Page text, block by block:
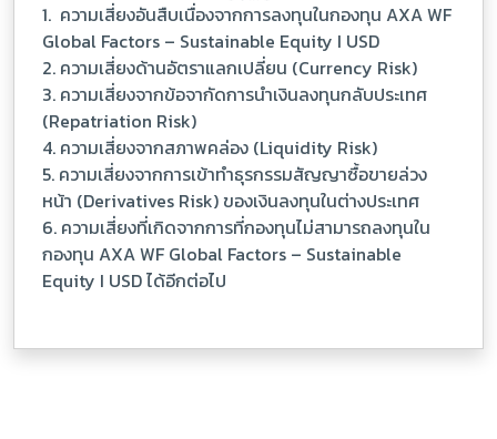
1. ความเสี่ยงอันสืบเนื่องจากการลงทุนในกองทุน AXA WF
Global Factors – Sustainable Equity I USD
2. ความเสี่ยงด้านอัตราแลกเปลี่ยน (Currency Risk)
3. ความเสี่ยงจากข้อจากัดการนำเงินลงทุนกลับประเทศ
(Repatriation Risk)
4. ความเสี่ยงจากสภาพคล่อง (Liquidity Risk)
5. ความเสี่ยงจากการเข้าทำธุรกรรมสัญญาซื้อขายล่วง
หน้า (Derivatives Risk) ของเงินลงทุนในต่างประเทศ
6. ความเสี่ยงที่เกิดจากการที่กองทุนไม่สามารถลงทุนใน
กองทุน AXA WF Global Factors – Sustainable
Equity I USD ได้อีกต่อไป